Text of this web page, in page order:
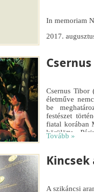
In memoriam
2017.
Tovább »
Csernus Tibor
életműve
be
festészet
fiatal korában
körülötte,
alakított ki,
2007-ben
fővárosban.
Tovább »
Kincsek
A szikáncsi